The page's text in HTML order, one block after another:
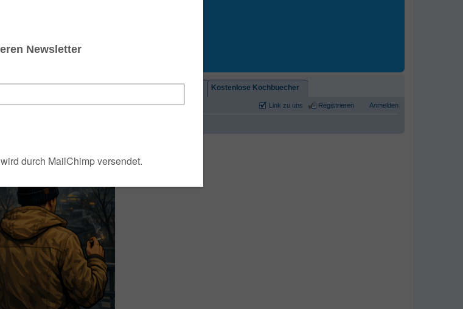
Kostenlose Kochbuecher
Anmelden
Registrieren
Link zu uns